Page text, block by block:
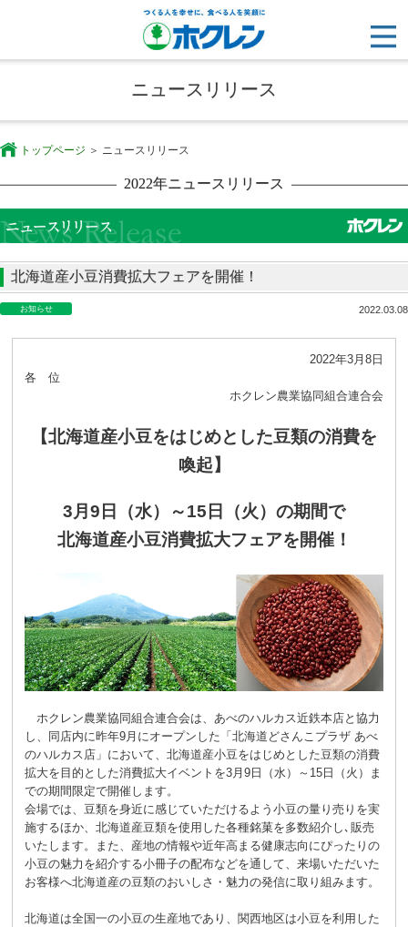
ニュースリリース
トップページ ニュースリリース
2022年ニュースリリース
北海道産小豆消費拡大フェアを開催！
お知らせ 2022.03.08
2022年3月8日
各 位
ホクレン農業協同組合連合会
【北海道産小豆をはじめとした豆類の消費を
喚起】
3月 9 日（水）～15 日（火）の期間で
北海道産小豆消費拡大フェアを開催！
ホクレン農業協同組合連合会は、あべのハルカス近鉄本店と協力
し、同店内に昨年9月にオープンした「北海道どさんこプラザ あべ
のハルカス店」において、北海道産小豆をはじめとした豆類の消費
拡大を目的とした消費拡大イベントを3月9日（水）～15日（火）ま
での期間限定で開催します。
会場では、豆類を身近に感じていただけるよう小豆の量り売りを実
施するほか、北海道産豆類を使用した各種銘菓を多数紹介し､販売
いたします。また、産地の情報や近年高まる健康志向にぴったりの
小豆の魅力を紹介する小冊子の配布などを通して、来場いただいた
お客様へ北海道産の豆類のおいしさ・魅力の発信に取り組みます。
北海道は全国一の小豆の生産地であり、関西地区は小豆を利用した